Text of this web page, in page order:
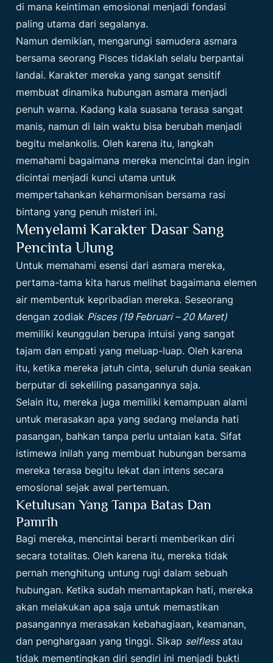
di mana keintiman emosional menjadi fondasi
paling utama dari segalanya.
Namun demikian, mengarungi samudera asmara
bersama seorang Pisces tidaklah selalu berpantai
landai. Karakter mereka yang sangat sensitif
membuat dinamika hubungan asmara menjadi
penuh warna. Kadang kala suasana terasa sangat
manis, namun di lain waktu bisa berubah menjadi
begitu melankolis. Oleh karena itu, langkah
memahami bagaimana mereka mencintai dan ingin
dicintai menjadi kunci utama untuk
mempertahankan keharmonisan bersama rasi
bintang yang penuh misteri ini.
Menyelami Karakter Dasar Sang
Pencinta Ulung
Untuk memahami esensi dari asmara mereka,
pertama-tama kita harus melihat bagaimana elemen
air membentuk kepribadian mereka. Seseorang
dengan zodiak Pisces (19 Februari – 20 Maret)
memiliki keunggulan berupa intuisi yang sangat
tajam dan empati yang meluap-luap. Oleh karena
itu, ketika mereka jatuh cinta, seluruh dunia seakan
berputar di sekeliling pasangannya saja.
Selain itu, mereka juga memiliki kemampuan alami
untuk merasakan apa yang sedang melanda hati
pasangan, bahkan tanpa perlu untaian kata. Sifat
istimewa inilah yang membuat hubungan bersama
mereka terasa begitu lekat dan intens secara
emosional sejak awal pertemuan.
Ketulusan Yang Tanpa Batas Dan
Pamrih
Bagi mereka, mencintai berarti memberikan diri
secara totalitas. Oleh karena itu, mereka tidak
pernah menghitung untung rugi dalam sebuah
hubungan. Ketika sudah memantapkan hati, mereka
akan melakukan apa saja untuk memastikan
pasangannya merasakan kebahagiaan, keamanan,
dan penghargaan yang tinggi. Sikap selflessatau
tidak mementingkan diri sendiri ini menjadi bukti